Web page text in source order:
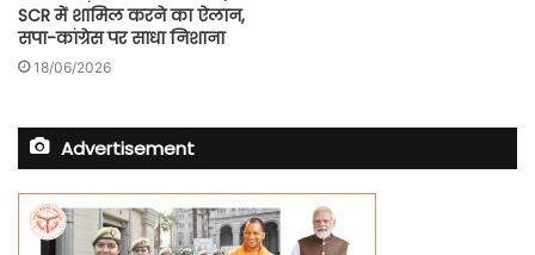
SCR में शामिल करने का ऐलान,
सपा-कांग्रेस पर साधा निशाना
18/06/2026
Advertisement